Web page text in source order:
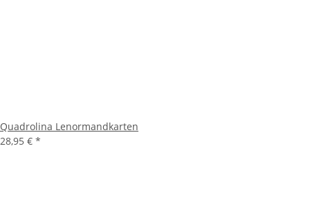
Quadrolina Lenormandkarten
28,95 € *